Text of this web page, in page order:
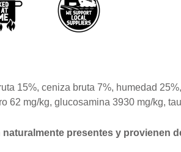
15%, ceniza bruta 7%, humedad
62 mg/kg, glucosamina 3930 mg/kg,
presentes y provienen